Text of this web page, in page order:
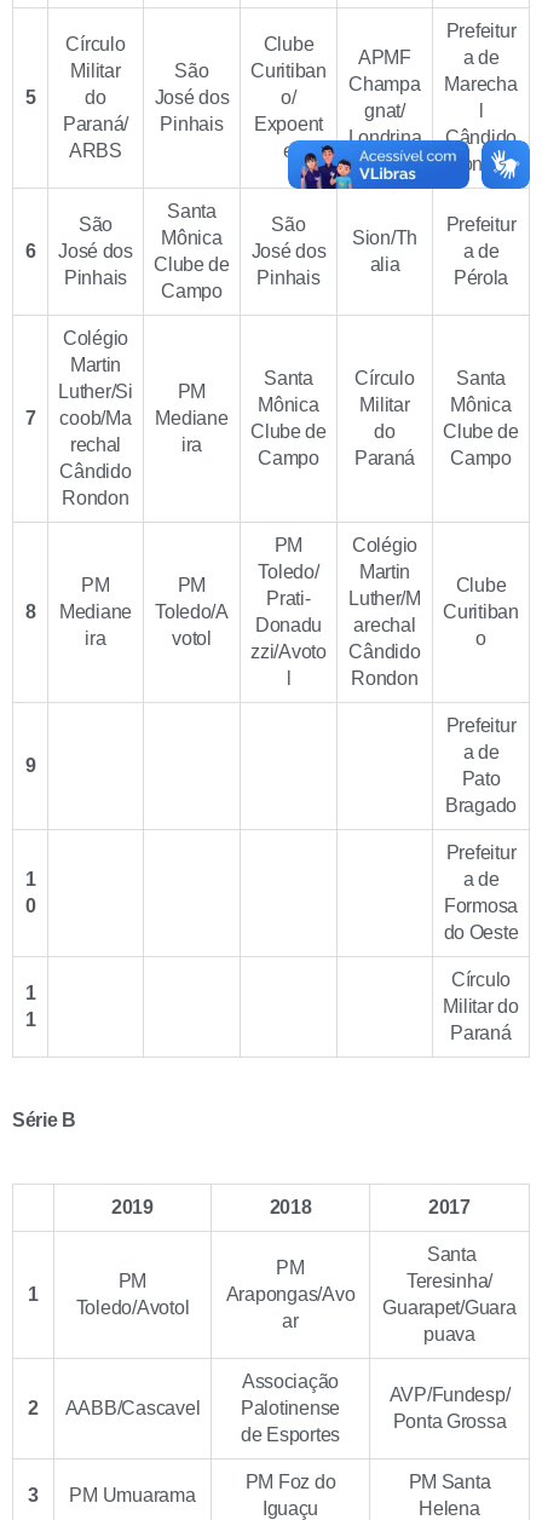
5
Círculo
Militar
do
Paraná/
ARBS
São
José dos
Pinhais
Clube
Curitiban
o/
Expoent
e
APMF
Champa
gnat/
Londrina
Prefeitur
a de
Marecha
Cândido
Rondon
6
São
José dos
Pinhais
Santa
Mônica
Clube de
Campo
São
José dos
Pinhais
Sion/Th
alia
Prefeitur
a de
Pérola
7
Colégio
Martin
Luther/Si
coob/Ma
rechal
Cândido
Rondon
PM
Mediane
ira
Santa
Mônica
Clube de
Campo
Círculo
Militar
do
Paraná
Santa
Mônica
Clube de
Campo
8
PM
Mediane
ira
PM
Toledo/A
votol
PM
Toledo/
Prati-
Donadu
zzi/Avoto
Colégio
Martin
Luther/M
arechal
Cândido
Rondon
Clube
Curitiban
o
9
Prefeitur
a de
Pato
Bragado
1
0
Prefeitur
a de
Formosa
do Oeste
1
1
Círculo
Militar do
Paraná
Série B
2019 2018 2017
1
PM
Toledo/Avotol
PM
Arapongas/Avo
ar
Santa
Teresinha/
Guarapet/Guara
puava
2 AABB/Cascavel
Associação
Palotinense
de Esportes
AVP/Fundesp/
Ponta Grossa
3 PM Umuarama
PM Foz do
Iguaçu
PM Santa
Helena